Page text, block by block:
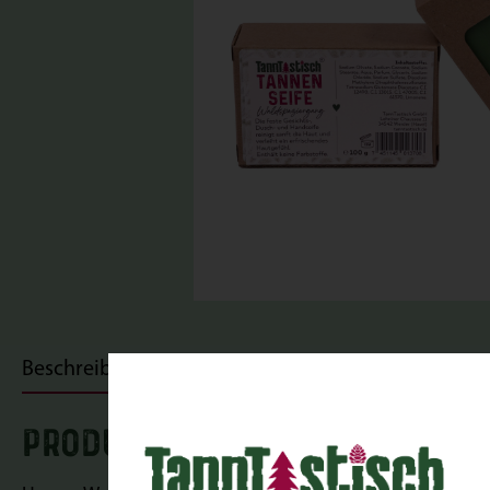
Beschreibung
PRODUKTINFORMATIONEN